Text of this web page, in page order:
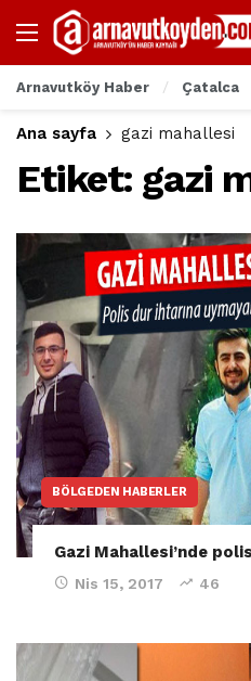
Arnavutköy Haber Çatalca
Ana sayfa gazi mahallesi
Etiket: gazi
BÖLGEDEN HABERLER
Gazi Mahallesi’nde
Nis 15, 2017 46